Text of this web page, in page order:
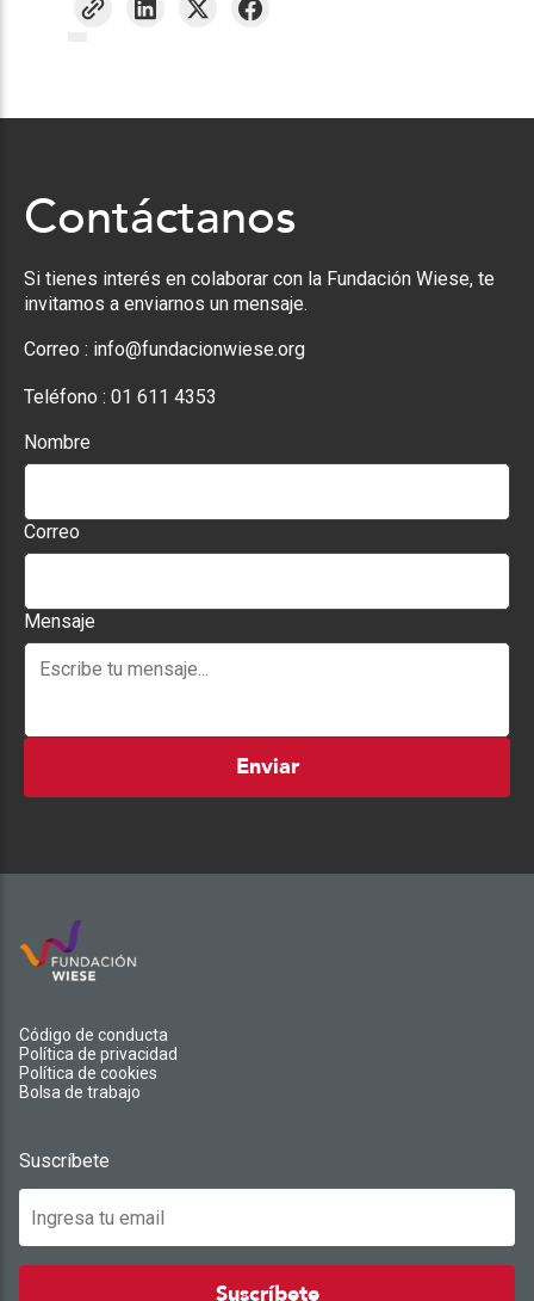
Contáctanos
Si tienes interés en colaborar con la Fundación Wiese, te
invitamos a enviarnos un mensaje.
Correo : info@fundacionwiese.org
Teléfono : 01 611 4353
Nombre
Correo
Mensaje
Enviar
Código de conducta
Política de privacidad
Política de cookies
Bolsa de trabajo
Suscríbete
Suscríbete